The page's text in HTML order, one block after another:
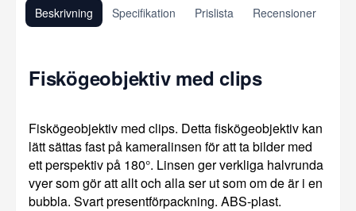
Beskrivning Specifikation Prislista Recensioner
Fiskögeobjektiv med clips
Fiskögeobjektiv med clips. Detta fiskögeobjektiv kan
lätt sättas fast på kameralinsen för att ta bilder med
ett perspektiv på 180°. Linsen ger verkliga halvrunda
vyer som gör att allt och alla ser ut som om de är i en
bubbla. Svart presentförpackning. ABS-plast.